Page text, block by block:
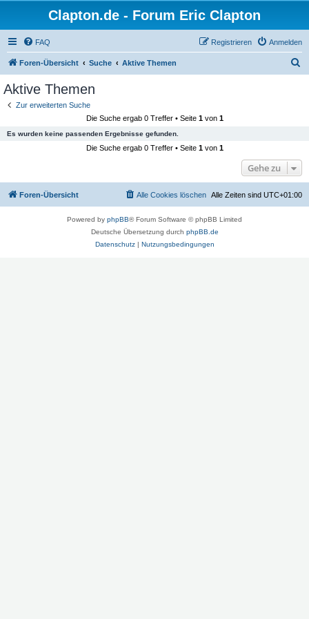
Clapton.de - Forum Eric Clapton
FAQ Anmelden
Registrieren
Foren-Übersicht Suche Aktive Themen
Aktive Themen
Zur erweiterten Suche
Die Suche ergab 0 Treffer • Seite 1von 1
Es wurden keine passenden Ergebnisse gefunden.
Die Suche ergab 0 Treffer • Seite 1von 1
Gehe zu
Foren-Übersicht Alle Zeiten sind UTC+01:00
Alle Cookies löschen
Powered by phpBB® Forum Software © phpBB Limited
Deutsche Übersetzung durch phpBB.de
Datenschutz| Nutzungsbedingungen